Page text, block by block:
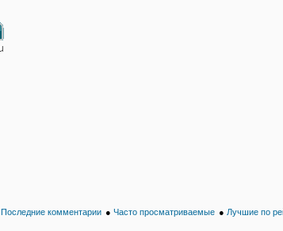
Последние комментарии ● Часто просматриваемые ● Лучшие по